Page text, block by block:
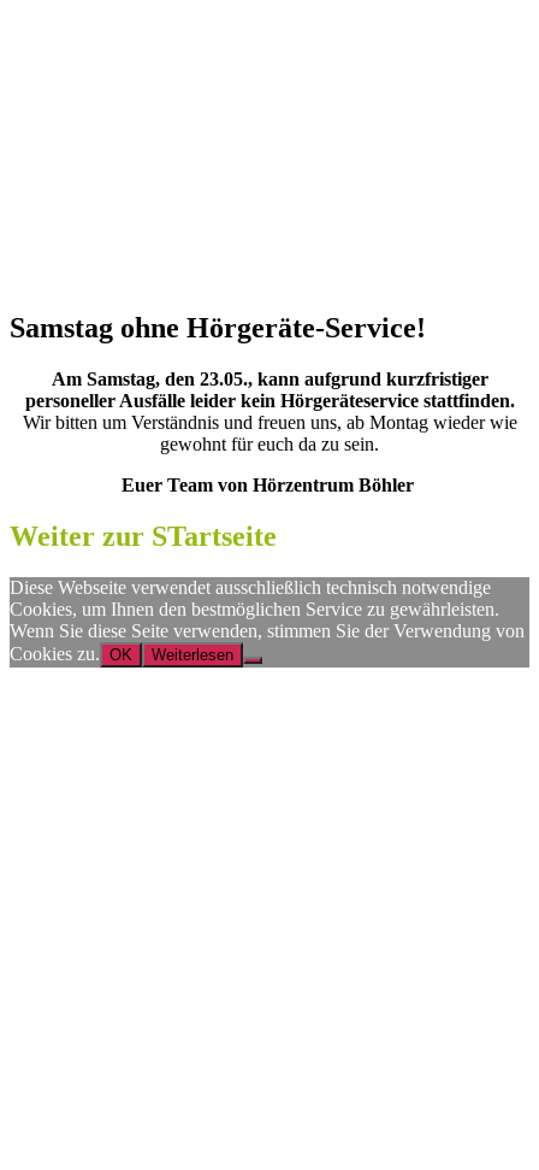
Samstag ohne Hörgeräte-Service!
Am Samstag, den 23.05., kann aufgrund kurzfristiger
personeller Ausfälle leider kein Hörgeräteservice stattfinden.
Wir bitten um Verständnis und freuen uns, ab Montag wieder wie
gewohnt für euch da zu sein.
Euer Team von Hörzentrum Böhler
Weiter zur STartseite
Diese Webseite verwendet ausschließlich technisch notwendige
Cookies, um Ihnen den bestmöglichen Service zu gewährleisten.
Wenn Sie diese Seite verwenden, stimmen Sie der Verwendung von
Cookies zu. OK Weiterlesen